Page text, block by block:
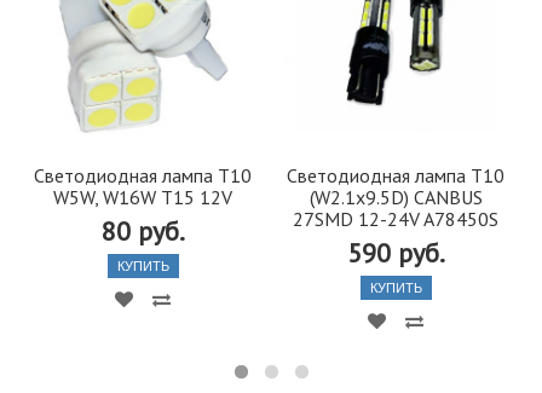
Светодиодная лампа T10
W5W, W16W T15 12V
80 руб.
КУПИТЬ
Светодиодная лампа T10
(W2.1x9.5D) CANBUS
27SMD 12-24V A78450S
590 руб.
КУПИТЬ